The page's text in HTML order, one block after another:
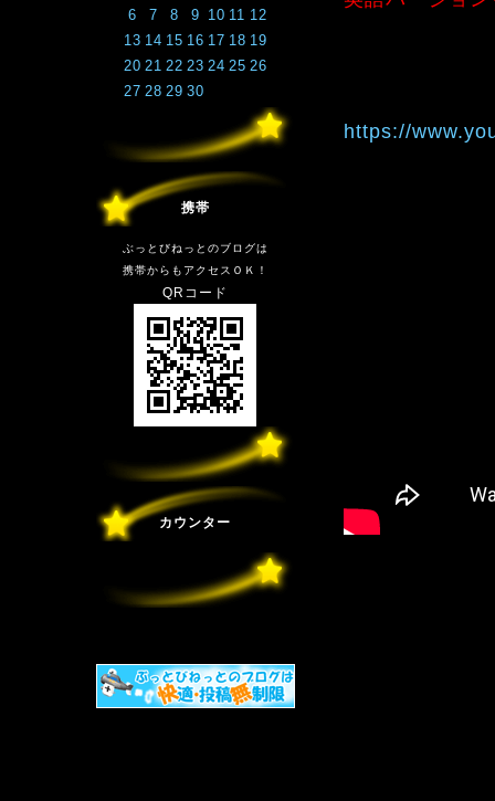
6 7 8 9 10 11 12
13 14 15 16 17 18 19
20 21 22 23 24 25 26
27 28 29 30
携帯
ぶっとびねっとのブログは
携帯からもアクセスＯＫ！
QRコード
カウンター
https://